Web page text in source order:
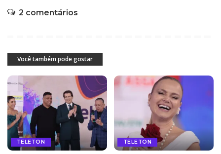
2 comentários
Você também pode gostar
TELETON TELETON